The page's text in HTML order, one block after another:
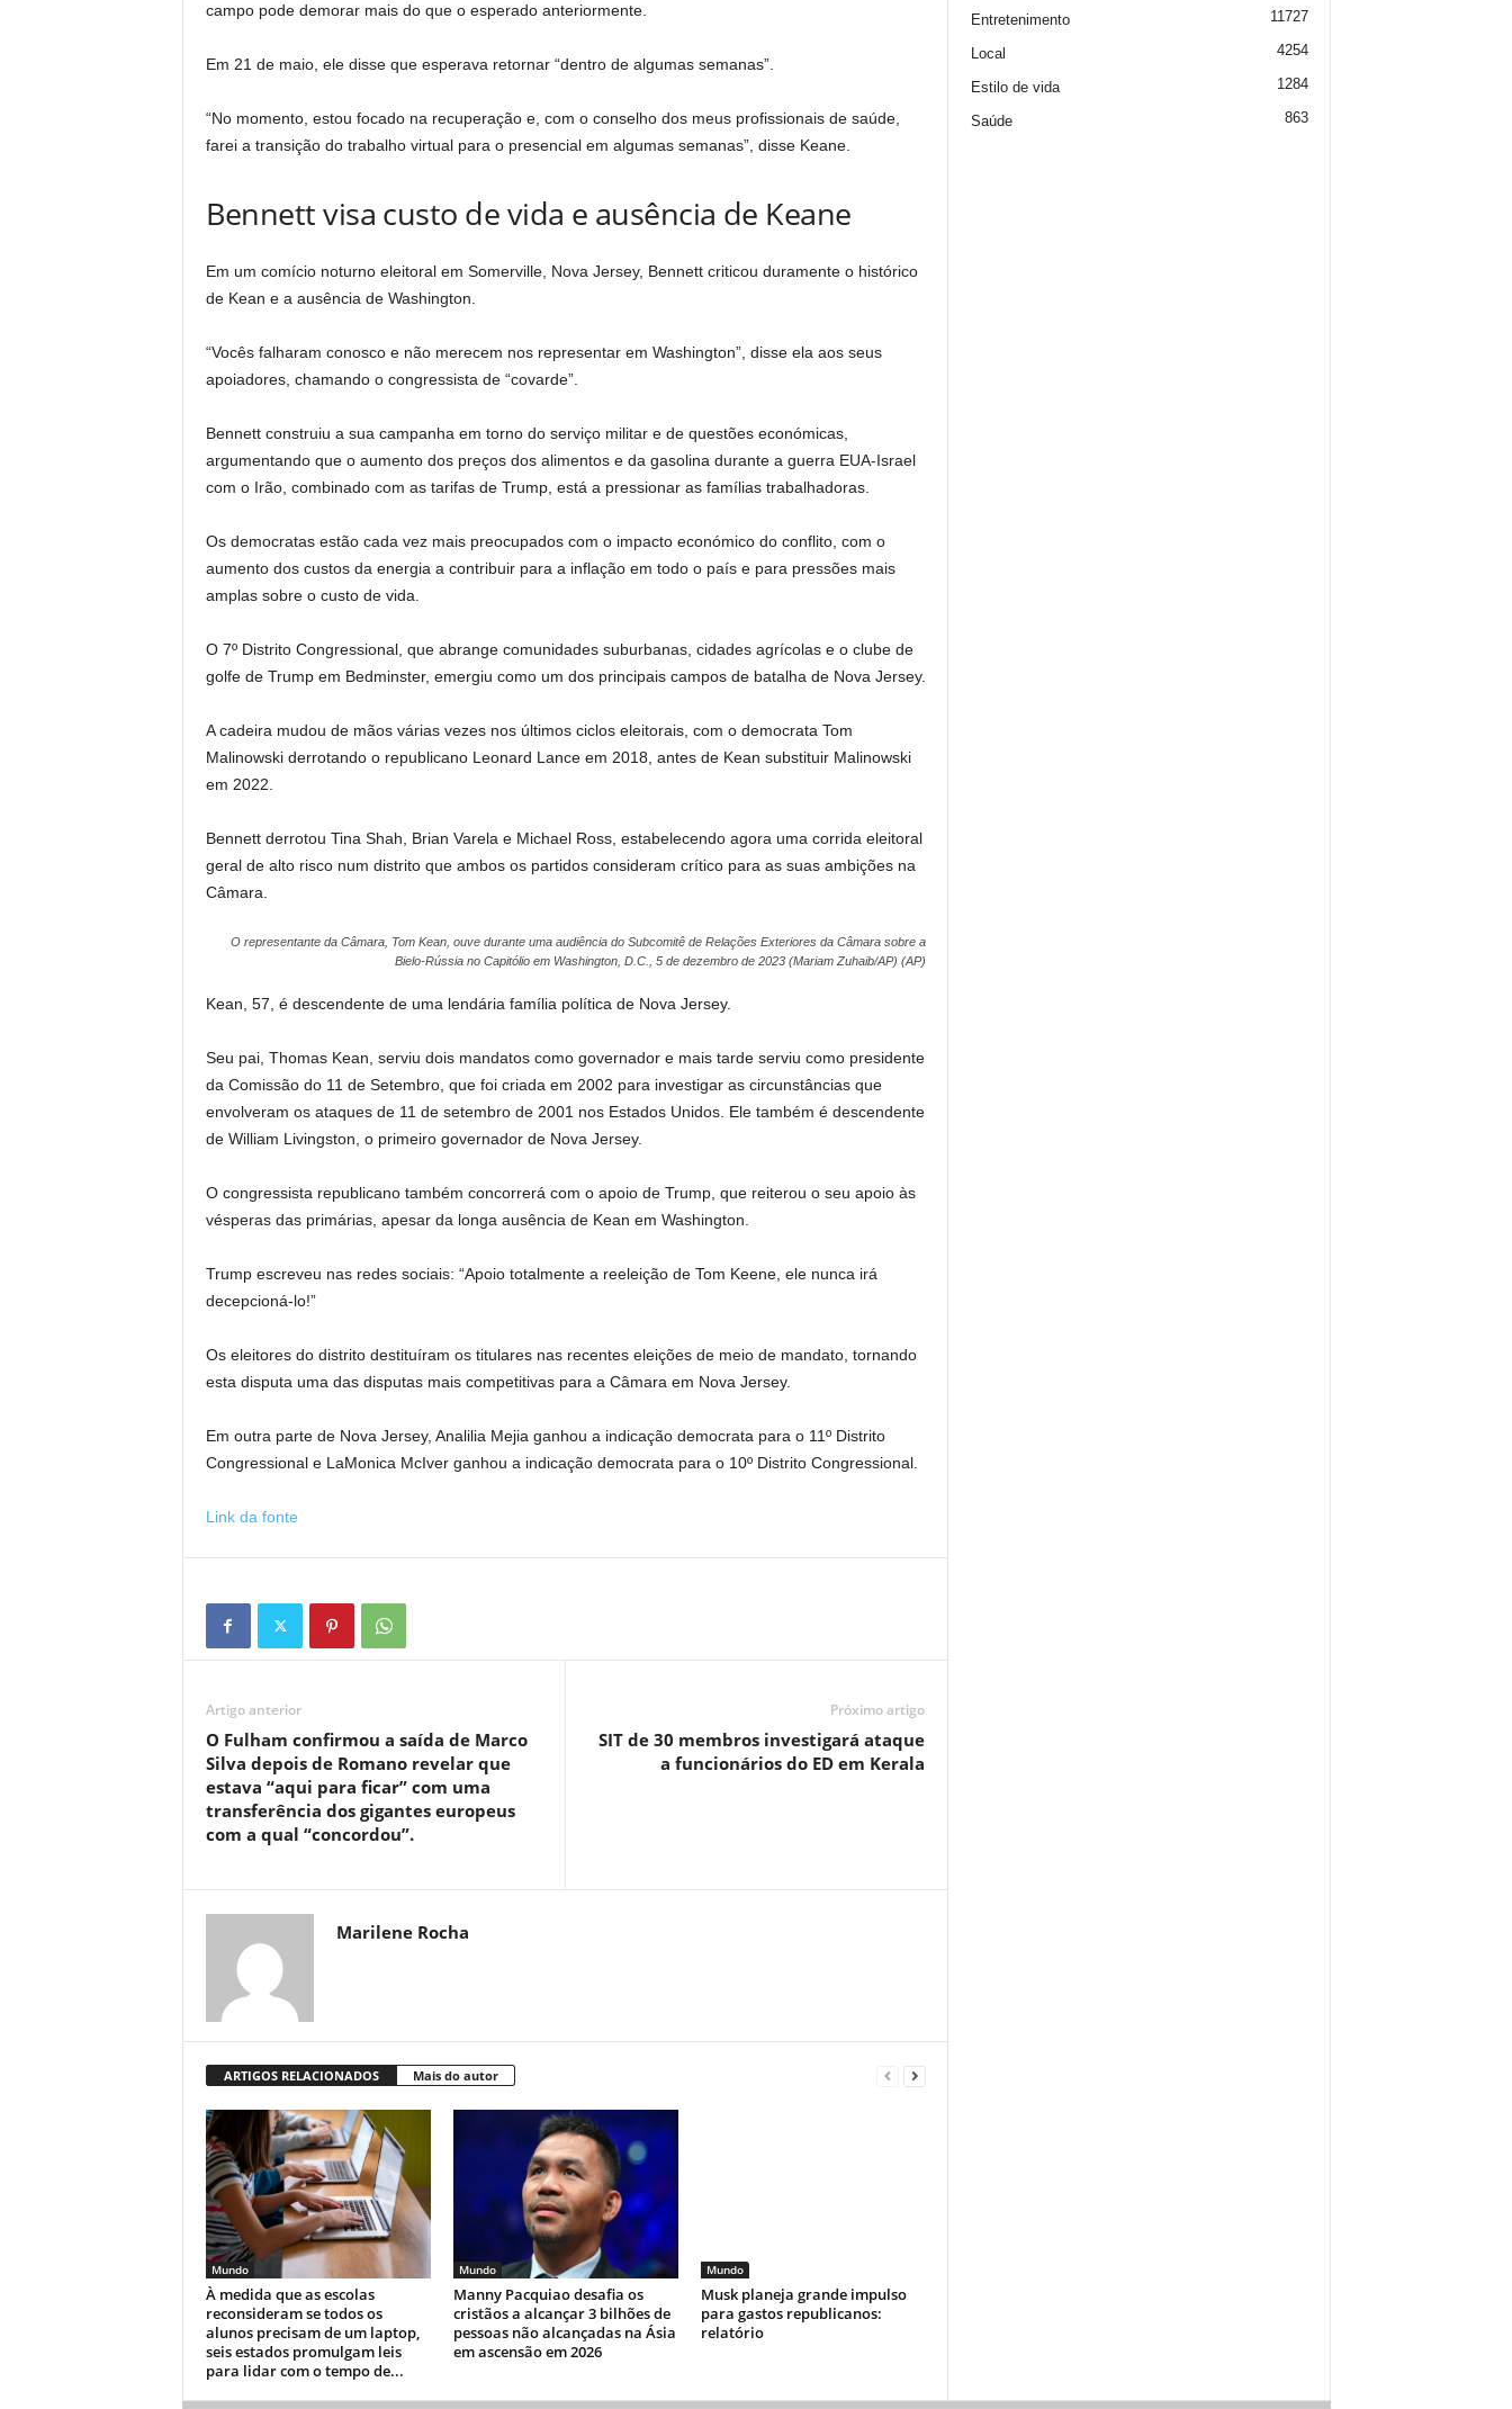
campo pode demorar mais do que o esperado anteriormente.
Em 21 de maio, ele disse que esperava retornar “dentro de algumas semanas”.
“No momento, estou focado na recuperação e, com o conselho dos meus profissionais de saúde,
farei a transição do trabalho virtual para o presencial em algumas semanas”, disse Keane.
Bennett visa custo de vida e ausência de Keane
Em um comício noturno eleitoral em Somerville, Nova Jersey, Bennett criticou duramente o histórico
de Kean e a ausência de Washington.
“Vocês falharam conosco e não merecem nos representar em Washington”, disse ela aos seus
apoiadores, chamando o congressista de “covarde”.
Bennett construiu a sua campanha em torno do serviço militar e de questões económicas,
argumentando que o aumento dos preços dos alimentos e da gasolina durante a guerra EUA-Israel
com o Irão, combinado com as tarifas de Trump, está a pressionar as famílias trabalhadoras.
Os democratas estão cada vez mais preocupados com o impacto económico do conflito, com o
aumento dos custos da energia a contribuir para a inflação em todo o país e para pressões mais
amplas sobre o custo de vida.
O 7º Distrito Congressional, que abrange comunidades suburbanas, cidades agrícolas e o clube de
golfe de Trump em Bedminster, emergiu como um dos principais campos de batalha de Nova Jersey.
A cadeira mudou de mãos várias vezes nos últimos ciclos eleitorais, com o democrata Tom
Malinowski derrotando o republicano Leonard Lance em 2018, antes de Kean substituir Malinowski
em 2022.
Bennett derrotou Tina Shah, Brian Varela e Michael Ross, estabelecendo agora uma corrida eleitoral
geral de alto risco num distrito que ambos os partidos consideram crítico para as suas ambições na
Câmara.
O representante da Câmara, Tom Kean, ouve durante uma audiência do Subcomitê de Relações Exteriores da Câmara sobre a
Bielo-Rússia no Capitólio em Washington, D.C., 5 de dezembro de 2023 (Mariam Zuhaib/AP) (AP)
Kean, 57, é descendente de uma lendária família política de Nova Jersey.
Seu pai, Thomas Kean, serviu dois mandatos como governador e mais tarde serviu como presidente
da Comissão do 11 de Setembro, que foi criada em 2002 para investigar as circunstâncias que
envolveram os ataques de 11 de setembro de 2001 nos Estados Unidos. Ele também é descendente
de William Livingston, o primeiro governador de Nova Jersey.
O congressista republicano também concorrerá com o apoio de Trump, que reiterou o seu apoio às
vésperas das primárias, apesar da longa ausência de Kean em Washington.
Trump escreveu nas redes sociais: “Apoio totalmente a reeleição de Tom Keene, ele nunca irá
decepcioná-lo!”
Os eleitores do distrito destituíram os titulares nas recentes eleições de meio de mandato, tornando
esta disputa uma das disputas mais competitivas para a Câmara em Nova Jersey.
Em outra parte de Nova Jersey, Analilia Mejia ganhou a indicação democrata para o 11º Distrito
Congressional e LaMonica McIver ganhou a indicação democrata para o 10º Distrito Congressional.
Link da fonte
Artigo anterior
O Fulham confirmou a saída de Marco
Silva depois de Romano revelar que
estava “aqui para ficar” com uma
transferência dos gigantes europeus
com a qual “concordou”.
Próximo artigo
SIT de 30 membros investigará ataque
a funcionários do ED em Kerala
Marilene Rocha
ARTIGOS RELACIONADOS Mais do autor
Mundo
À medida que as escolas
reconsideram se todos os
alunos precisam de um laptop,
seis estados promulgam leis
para lidar com o tempo de...
Mundo
Manny Pacquiao desafia os
cristãos a alcançar 3 bilhões de
pessoas não alcançadas na Ásia
em ascensão em 2026
Mundo
Musk planeja grande impulso
para gastos republicanos:
relatório
Entretenimento 11727
Local 4254
Estilo de vida 1284
Saúde 863